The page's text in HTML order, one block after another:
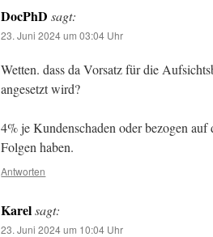
DocPhD sagt:
23. Juni 2024 um 03:04 Uhr
Wetten. dass da Vorsatz für die
angesetzt wird?
4% je Kundenschaden oder bezogen
Folgen haben.
Antworten
Karel sagt:
23. Juni 2024 um 10:04 Uhr